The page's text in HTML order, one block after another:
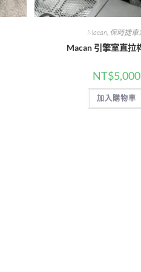
Macan, 保時捷車
Macan 引擎室直拉
NT$5,000
加入購物車